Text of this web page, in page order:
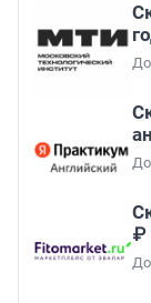
До
До
₽
До